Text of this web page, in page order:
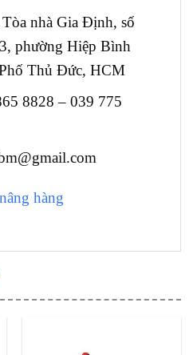
nhà Gia Định, số
phường Hiệp Bình
Thủ Đức, HCM
8828 – 039 775
hàng